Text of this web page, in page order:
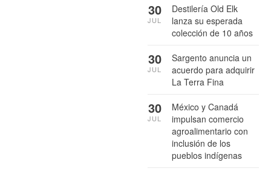
Destilería Old Elk
lanza su esperada
colección de 10 años
30
JUL
Sargento anuncia un
acuerdo para adquirir
La Terra Fina
30
JUL
México y Canadá
impulsan comercio
agroalimentario con
inclusión de los
pueblos indígenas
30
JUL